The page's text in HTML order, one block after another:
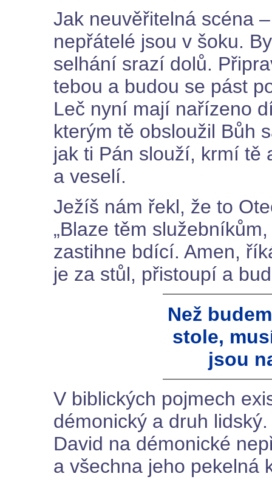
Jak neuvěřitelná scéna
nepřátelé jsou v šoku.
selhání srazí dolů.
tebou a budou se pást
Leč nyní mají nařízeno
kterým tě obsloužil Bůh
jak ti Pán slouží, krmí tě
a veselí.
Ježíš nám řekl, že to
„Blaze těm
zastihne bdící. Amen,
je za stůl, přistoupí a
Než
stole,
jsou
V biblických pojmech
démonický a druh
David na démonické
a všechna jeho pekelná